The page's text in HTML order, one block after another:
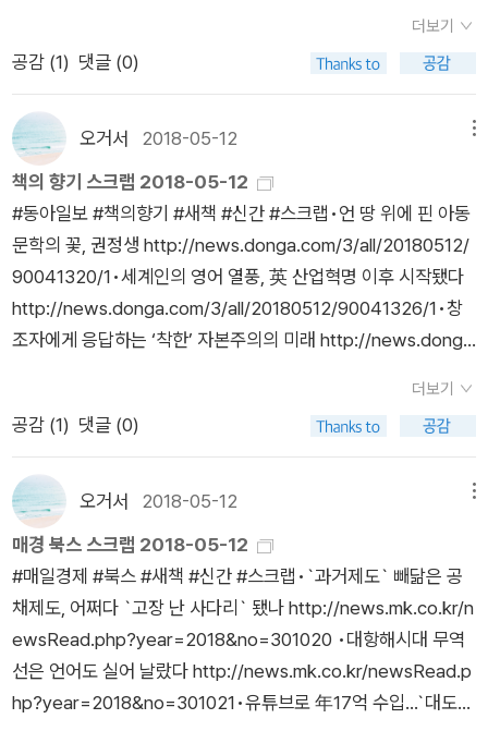
은 한국 친구들과 같은 언어로 교감하고 싶었다’고 그 이유를 밝
혔다. 한국인이 한글로 책을 쓰는 것, 외국인이 자신의 언어로 된
터 끝까지 집필하는 풍경은 우리에게 낯설기까지 하다. 그의 이러
한 시도 자체가 어쩌면 외국어 전파담의 매우 유의미한 현상의 하
나를 우리에게 제시하고 있다고도 할 수 있겠다. 이 책에는 그동
안 우리가 흔히 볼 수 없었던, 언어의 전파 과정을 둘러싼 매우 희
귀하고, 다양한 시각 이미지들이 대거 수록되어 있다. 다양한 언
어에 능숙한 그가 확보할 수 있는 모든 문헌과 자료를 섭렵하여
찾아낸 이미지들을 통해 우리는 인류가 문자에서 말로 외국어 학
습의 범위를 확장 발전하는 과정에서 어떤 노력을 기울였고, 동서
기에 그치지 않는다. 이 책은 서로 다른 이미지들을 한 곳에 모아
외국어 전파의 과정이라는 주제를 설명하기 위해 새로운 맥락을
부여하고, 그 자체로 외국어를 둘러싼 다양한 풍경을 제시한다.
인도에서 제작한 필사본 쿠란과 라틴어 필사본 성경의 이미지를
함께 배치하여 종교의 경전을 읽을 수 있는 이들에게 권력이 집중
되었던 서로 다른 문화권의 유사점을 이해할 수 있게 해주었으며,
국가의 형성 이후 등장한 여러 나라의 국어사전 이미지를 제시함
으로써 국가들이 표준 국어 지정과 보급을 위해 어떤 노력을 기울
였는지를 한 눈에 알 수 있게 해준다. 또한 제국주의자들이 피지
배국에서 자국어를 가르치는 사진들을 배치한 뒤 이어서 그것을
가장 깊이 들여다본 연구 http://m.khan.co.kr/view.html?art_i
d=201805112142005‬‪•욕설·악담·상소리3000년 역사 탐색 ht
tp://m.khan.co.kr/view.html?art_id=20180511214100
5‬•‪‘간판’의 위력 무력화시킬 길을 묻다 http://m.khan.co.kr/vie
w.html?art_id=201805112135025‬‪•달 폭발 이후…인류는 어
떻게 살까 http://m.khan.co.kr/view.html?art_id=20180511
2136005‬•‪세계적 거장 16명의 ‘독창적 정신’ http://m.khan.c
o.kr/view.html?art_id=201805112135015‬•[새책]메뚜기와
꿀벌 外 http://m.khan.co.kr/view.html?art_id=2018051121
41015‬•[새책]‪조선전쟁실록 外 http://m.khan.co.kr/view.htm
더보기
공감 (1) 댓글 (0)
오거서 2018-05-12
책의 향기 스크랩 2018-05-12
‪#동아일보 #책의향기 #새책 #신간 #스크랩•언 땅 위에 핀 아동
문학의 꽃, 권정생 http://news.donga.com/3/all/20180512/
90041320/1‬‪•세계인의 영어 열풍, 英 산업혁명 이후 시작됐다
http://news.donga.com/3/all/20180512/90041326/1‪•창
조자에게 응답하는 ‘착한’ 자본주의의 미래 http://news.dong
조… 실리 추구한 현실적 선택 http://news.donga.com/3/all/2
0180512/90041324/1‪•국가가 사라진 자리 파고든 ‘홀로코스
트의 비극’ http://news.donga.com/3/all/20180512/90041
282/1‪•에디슨은 왜 남들이 잠잘 시간에 밥을 먹었을까 http://n
ews.donga.com/3/all/20180512/90041290/1‪•놀 줄 아는
日 소설가 “취미, 어디까지 해봤니” http://news.donga.com/
3/all/20180512/90041286/1•‪[150자 맛보기]물리의 정석―
양자역학 편 外 http://news.donga.com/3/all/20180512/90
tp://news.donga.com/3/all/20180512/90041309/1‬•‪[밑줄
긋기]나는 아직도 스님이 되고 싶다 http://news.donga.com/
더보기
공감 (1) 댓글 (0)
오거서 2018-05-12
매경 북스 스크랩 2018-05-12
#매일경제 #북스 #새책 #신간 #스크랩•`과거제도` 빼닮은 공
채제도, 어쩌다 `고장 난 사다리` 됐나 http://news.mk.co.kr/n
ewsRead.php?year=2018&no=301020 ‪•대항해시대 무역
선은 언어도 실어 날랐다 http://news.mk.co.kr/newsRead.p
hp?year=2018&no=301021•유튜브로 年17억 수입…`대도서